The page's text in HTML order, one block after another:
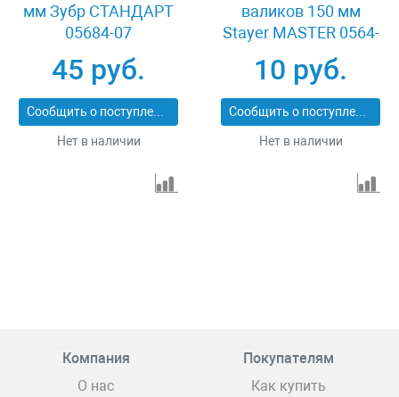
мм Зубр СТАНДАРТ
05684-07
45 руб.
Сообщить о поступлении
Нет в наличии
валиков 150 мм
Stayer MASTER 0564-
10 руб.
Сообщить о поступлении
Нет в наличии
Компания
О нас
Покупателям
Как купить